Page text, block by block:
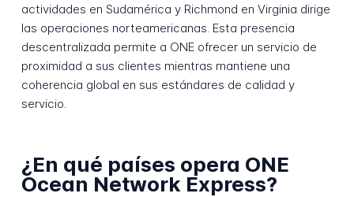
actividades en Sudamérica y Richmond en Virginia dirige
las operaciones norteamericanas. Esta presencia
descentralizada permite a ONE ofrecer un servicio de
proximidad a sus clientes mientras mantiene una
coherencia global en sus estándares de calidad y
servicio.
¿En qué países opera ONE
Ocean Network Express?